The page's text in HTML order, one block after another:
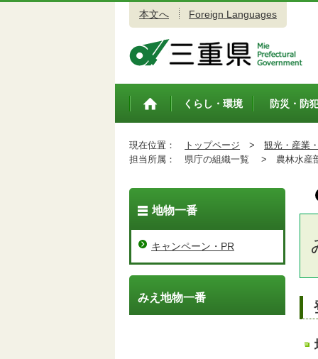
本文へ Foreign Languages
トップペ
くらし・環境 防災・防
現在位置： トップページ > 観光・産業
担当所属：
県庁の組織一覧 > 農林水
地物一番
キャンペーン・PR
みえ地物一番